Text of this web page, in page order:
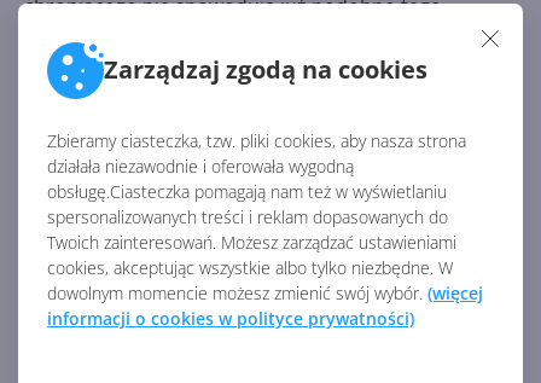
Zarządzaj zgodą na cookies
Zbieramy ciasteczka, tzw. pliki cookies, aby nasza strona
działała niezawodnie i oferowała wygodną
obsługę.Ciasteczka pomagają nam też w wyświetlaniu
spersonalizowanych treści i reklam dopasowanych do
Twoich zainteresowań. Możesz zarządzać ustawieniami
cookies, akceptując wszystkie albo tylko niezbędne. W
dowolnym momencie możesz zmienić swój wybór. (więcej
informacji o cookies w polityce prywatności)
chroniącego nie spowodują już podobno tego
problemu. Użytkownicy AVG otrzymają poprawkę w
aktualizacji bazy wirusów.
Źródło:
https://mspoweruser.com/avg-is-deleting-login-
details-in-firefox-browser/
AKTUALNOŚCI Z KATEGORII
BEZPIECZEŃSTWO